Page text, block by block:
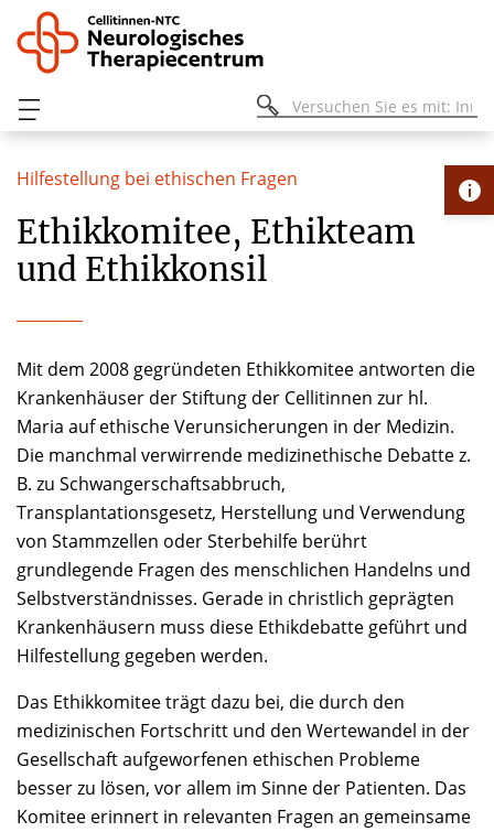
Hilfestellung bei ethischen Fragen
Ethikkomitee, Ethikteam
und Ethikkonsil
Mit dem 2008 gegründeten Ethikkomitee antworten die
Krankenhäuser der Stiftung der Cellitinnen zur hl.
Maria auf ethische Verunsicherungen in der Medizin.
Die manchmal verwirrende medizinethische Debatte z.
B. zu Schwangerschaftsabbruch,
Transplantationsgesetz, Herstellung und Verwendung
von Stammzellen oder Sterbehilfe berührt
grundlegende Fragen des menschlichen Handelns und
Selbstverständnisses. Gerade in christlich geprägten
Krankenhäusern muss diese Ethikdebatte geführt und
Hilfestellung gegeben werden.
Das Ethikkomitee trägt dazu bei, die durch den
medizinischen Fortschritt und den Wertewandel in der
Gesellschaft aufgeworfenen ethischen Probleme
besser zu lösen, vor allem im Sinne der Patienten. Das
Komitee erinnert in relevanten Fragen an gemeinsame